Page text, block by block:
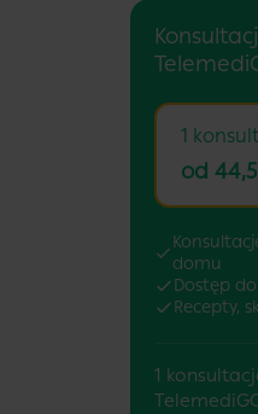
1
od
domu
Dostęp
Recepty,
1